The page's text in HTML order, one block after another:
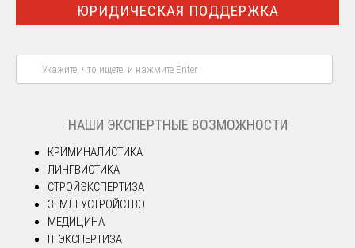
ЮРИДИЧЕСКАЯ ПОДДЕРЖКА
НАШИ ЭКСПЕРТНЫЕ ВОЗМОЖНОСТИ
КРИМИНАЛИСТИКА
ЛИНГВИСТИКА
СТРОЙЭКСПЕРТИЗА
ЗЕМЛЕУСТРОЙСТВО
МЕДИЦИНА
IT ЭКСПЕРТИЗА